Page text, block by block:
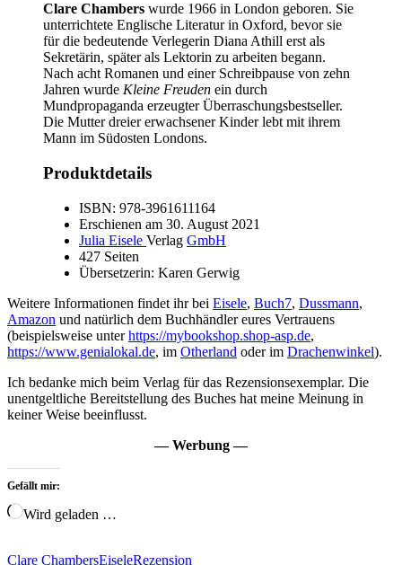
Clare Chambers wurde 1966 in London geboren. Sie
unterrichtete Englische Literatur in Oxford, bevor sie
für die bedeutende Verlegerin Diana Athill erst als
Sekretärin, später als Lektorin zu arbeiten begann.
Nach acht Romanen und einer Schreibpause von zehn
Jahren wurde Kleine Freuden ein durch
Mundpropaganda erzeugter Überraschungsbestseller.
Die Mutter dreier erwachsener Kinder lebt mit ihrem
Mann im Südosten Londons.
Produktdetails
ISBN: 978-3961611164
Erschienen am 30. August 2021
Julia Eisele Verlag GmbH
427 Seiten
Übersetzerin: Karen Gerwig
Weitere Informationen findet ihr bei Eisele, Buch7, Dussmann,
Amazon und natürlich dem Buchhändler eures Vertrauens
(beispielsweise unterhttps://mybookshop.shop-asp.de,
https://www.genialokal.de, im Otherland oder im Drachenwinkel).
Ich bedanke mich beim Verlag für das Rezensionsexemplar. Die
unentgeltliche Bereitstellung des Buches hat meine Meinung in
keiner Weise beeinflusst.
— Werbung —
Gefällt mir:
Wird geladen …
Clare ChambersEiseleRezension